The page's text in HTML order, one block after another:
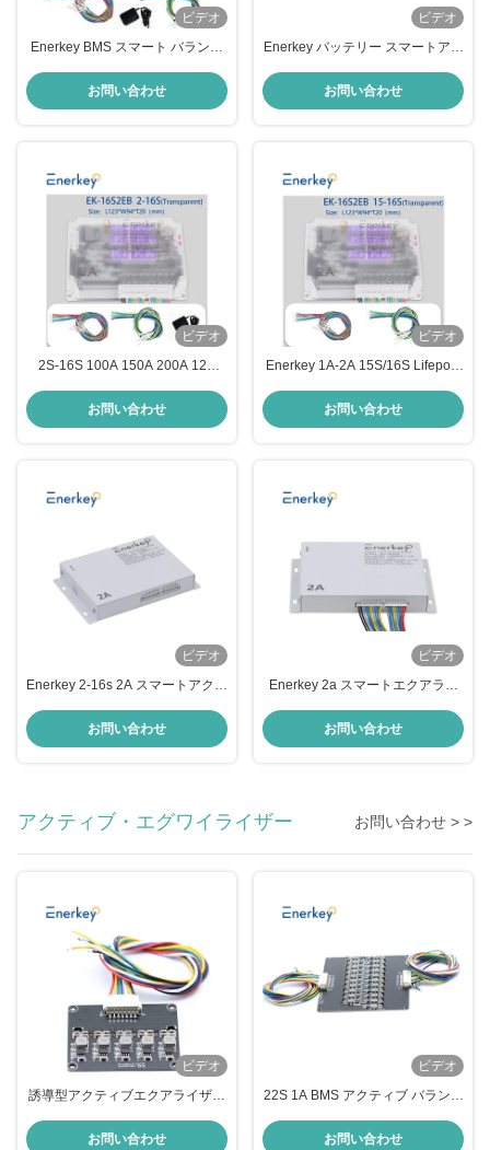
ビデオ
Enerkey BMS スマート バランサ
16S 200A 2V-100V パワーバンク
Lifepo4/リチウムイオンバッテリ
お問い合わせ
ビデオ
Enerkey バッテリー スマートアク
BMS 15S-16S 100A 150A 2A バ
ランス電流
お問い合わせ
ビデオ
2S-16S 100A 150A 200A 12V
お問い合わせ
ビデオ
Enerkey 1A-2A 15S/16S Lifepo4/
マートアクティブエクアライザー
バランサー
お問い合わせ
ビデオ
Enerkey 2-16s 2A スマートアクテ
お問い合わせ
ビデオ
Enerkey 2a スマートエクアライ
ィブバランサー
お問い合わせ
アクティブ・エグワイライザー お問い合わせ > >
ビデオ
誘導型アクティブエクアライザー
6S バッテリーバランサー
お問い合わせ
ビデオ
22S 1A BMS アクティブ バランサ
オンライフポ4 バッテリー均衡器
お問い合わせ